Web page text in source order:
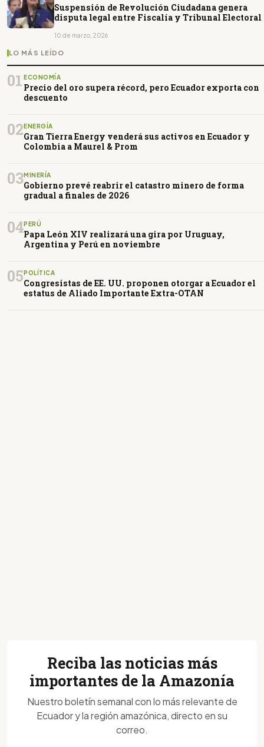
Suspensión de Revolución Ciudadana genera
disputa legal entre Fiscalía y Tribunal Electoral
10 de marzo, 2026
LO MÁS LEÍDO
01 ECONOMÍA
Precio del oro supera récord, pero Ecuador exporta con
descuento
02 ENERGÍA
Gran Tierra Energy venderá sus activos en Ecuador y
Colombia a Maurel & Prom
03MINERÍA
Gobierno prevé reabrir el catastro minero de forma
gradual a finales de 2026
04PERÚ
Papa León XIV realizará una gira por Uruguay,
Argentina y Perú en noviembre
05 POLÍTICA
Congresistas de EE. UU. proponen otorgar a Ecuador el
estatus de Aliado Importante Extra-OTAN
Reciba las noticias más
importantes de la Amazonía
Nuestro boletín semanal con lo más relevante de
Ecuador y la región amazónica, directo en su
correo.